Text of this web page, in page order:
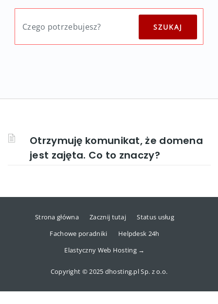
Otrzymuję komunikat, że domena
jest zajęta. Co to znaczy?
Strona główna Zacznij tutaj
Status usług
Fachowe poradniki
Helpdesk 24h
Elastyczny Web Hosting →
Copyright © 2025 dhosting.pl Sp. z o.o.